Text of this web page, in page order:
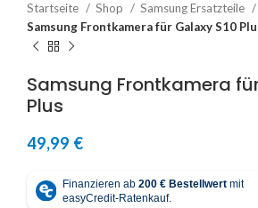
Startseite Shop Samsung Ersatzteile
Samsung Frontkamera für Galaxy S10
Samsung Frontkamera
Plus
49,99 €